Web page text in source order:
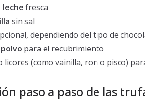
leche fresca
sin sal
dependiendo del tipo de
polvo para el recubrimiento
licores (como vainilla, ron o pisco)
paso a paso de las